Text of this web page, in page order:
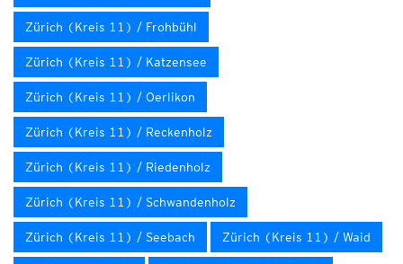
Zürich (Kreis 11) / Frohbühl
Zürich (Kreis 11) / Katzensee
Zürich (Kreis 11) / Oerlikon
Zürich (Kreis 11) / Reckenholz
Zürich (Kreis 11) / Riedenholz
Zürich (Kreis 11) / Schwandenholz
Zürich (Kreis 11) / Seebach Zürich (Kreis 11) / Waid